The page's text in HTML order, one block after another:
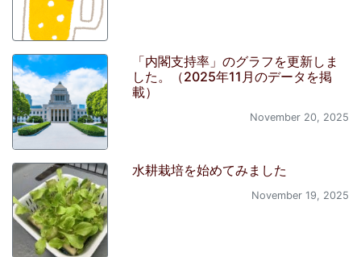
「内閣支持率」のグラフを更新しま
した。（2025年11月のデータを掲
載）
November 20, 2025
水耕栽培を始めてみました
November 19, 2025